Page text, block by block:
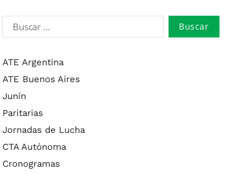
ATE Argentina
ATE Buenos Aires
Junín
Paritarias
Jornadas de Lucha
CTA Autónoma
Cronogramas